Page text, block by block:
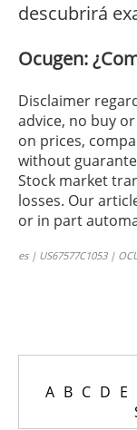
descubrirá
Ocugen:
Disclaimer
advice, no buy
on prices,
without
Stock market
losses. Our
or in part
es | US67577C1053 |
A B C D E